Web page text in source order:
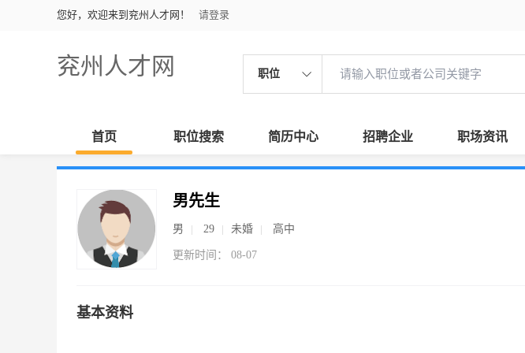
您好，欢迎来到兖州人才网！ 请登录
兖州人才网 职位
首页 职位搜索 简历中心 招聘企业 职场资讯
男先生
男 29 未婚 高中
更新时间： 08-07
基本资料